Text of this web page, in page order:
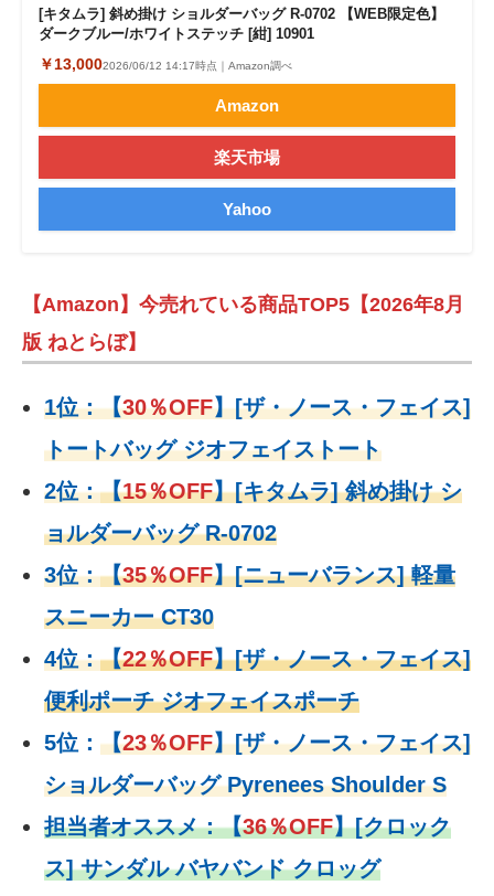
[キタムラ] 斜め掛け ショルダーバッグ R-0702 【WEB限定色】
ダークブルー/ホワイトステッチ [紺] 10901
￥13,0002026/06/12 14:17時点｜Amazon調べ
Amazon
楽天市場
Yahoo
【Amazon】今売れている商品TOP5【2026年8月
版 ねとらぼ】
1位：【30％OFF】[ザ・ノース・フェイス]
トートバッグ ジオフェイストート
2位：【15％OFF】[キタムラ] 斜め掛け シ
ョルダーバッグ R-0702
3位：【35％OFF】[ニューバランス] 軽量
スニーカー CT30
4位：【22％OFF】[ザ・ノース・フェイス]
便利ポーチ ジオフェイスポーチ
5位： 【23％OFF】[ザ・ノース・フェイス]
ショルダーバッグ Pyrenees Shoulder S
担当者オススメ：【36％OFF】[クロック
ス] サンダル バヤバンド クロッグ